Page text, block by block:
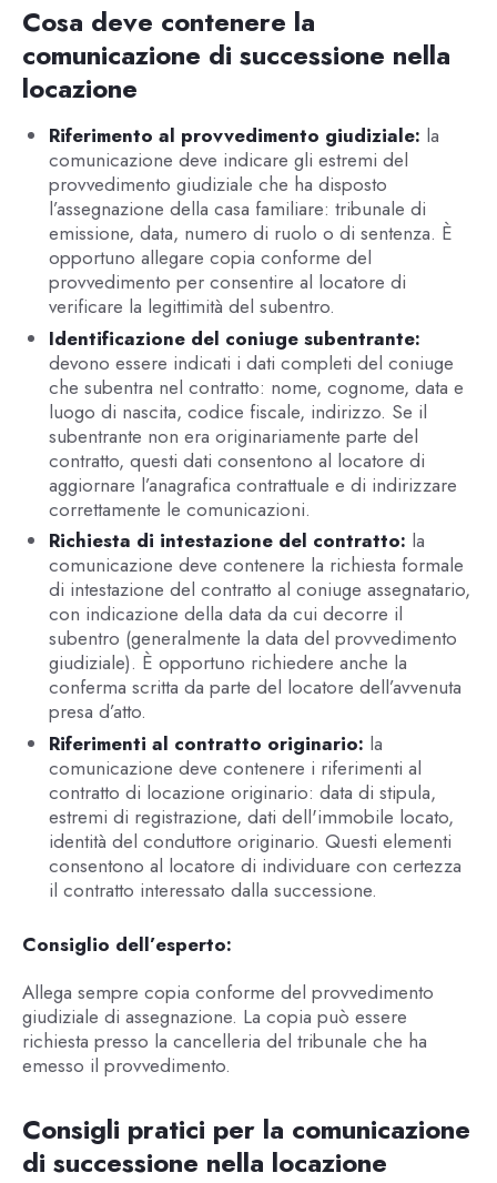
Cosa deve contenere la
comunicazione di successione nella
locazione
Riferimento al provvedimento giudiziale: la
comunicazione deve indicare gli estremi del
provvedimento giudiziale che ha disposto
l’assegnazione della casa familiare: tribunale di
emissione, data, numero di ruolo o di sentenza. È
opportuno allegare copia conforme del
provvedimento per consentire al locatore di
verificare la legittimità del subentro.
Identificazione del coniuge subentrante:
devono essere indicati i dati completi del coniuge
che subentra nel contratto: nome, cognome, data e
luogo di nascita, codice fiscale, indirizzo. Se il
subentrante non era originariamente parte del
contratto, questi dati consentono al locatore di
aggiornare l’anagrafica contrattuale e di indirizzare
correttamente le comunicazioni.
Richiesta di intestazione del contratto: la
comunicazione deve contenere la richiesta formale
di intestazione del contratto al coniuge assegnatario,
con indicazione della data da cui decorre il
subentro (generalmente la data del provvedimento
giudiziale). È opportuno richiedere anche la
conferma scritta da parte del locatore dell’avvenuta
presa d’atto.
Riferimenti al contratto originario: la
comunicazione deve contenere i riferimenti al
contratto di locazione originario: data di stipula,
estremi di registrazione, dati dell'immobile locato,
identità del conduttore originario. Questi elementi
consentono al locatore di individuare con certezza
il contratto interessato dalla successione.
Consiglio dell’esperto:
Allega sempre copia conforme del provvedimento
giudiziale di assegnazione. La copia può essere
richiesta presso la cancelleria del tribunale che ha
emesso il provvedimento.
Consigli pratici per la comunicazione
di successione nella locazione